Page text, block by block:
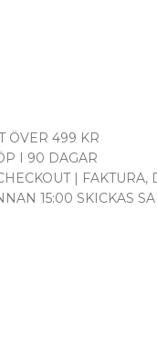
ÖVER 499 KR
I 90 DAGAR
|
15:00 SKICKAS